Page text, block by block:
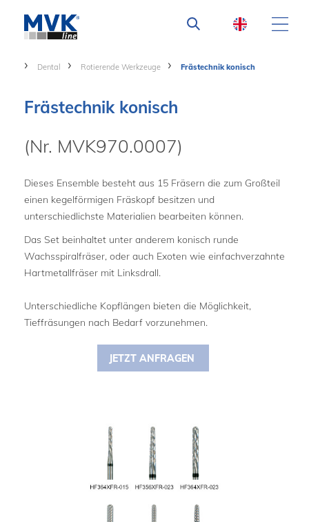
Dental Rotierende Werkzeuge Frästechnik konisch
Frästechnik konisch
(Nr. MVK970.0007)
Dieses Ensemble besteht aus 15 Fräsern die zum Großteil
einen kegelförmigen Fräskopf besitzen und
unterschiedlichste Materialien bearbeiten können.
Das Set beinhaltet unter anderem konisch runde
Wachsspiralfräser, oder auch Exoten wie einfachverzahnte
Hartmetallfräser mit Linksdrall.
Unterschiedliche Kopflängen bieten die Möglichkeit,
Tieffräsungen nach Bedarf vorzunehmen.
JETZT ANFRAGEN